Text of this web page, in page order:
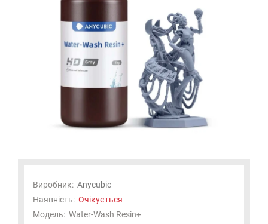
Виробник: Anycubic
Наявність: Очікується
Модель: Water-Wash Resin+